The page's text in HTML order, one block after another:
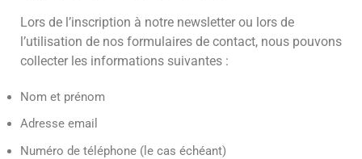
Lors de l’inscription à notre newsletter ou lors de
l’utilisation de nos formulaires de contact, nous pouvons
collecter les informations suivantes :
Nom et prénom
Adresse email
Numéro de téléphone (le cas échéant)